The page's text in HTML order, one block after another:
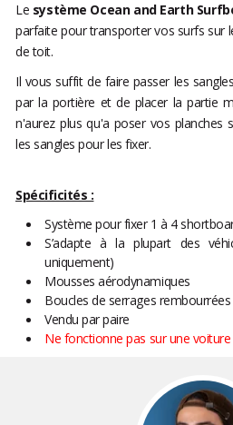
Le système Ocean and Earth
parfaite pour transporter vos surfs sur
de toit.
Il vous suffit de faire passer les
par la portière et de placer la partie
n'aurez plus qu'a poser vos planches
les sangles pour les fixer.
Spécificités :
Système pour fixer 1 à 4
S’adapte à la plupart des
uniquement)
Mousses aérodynamiques
Boucles de serrages rembourrées
Vendu par paire
Ne fonctionne pas sur une